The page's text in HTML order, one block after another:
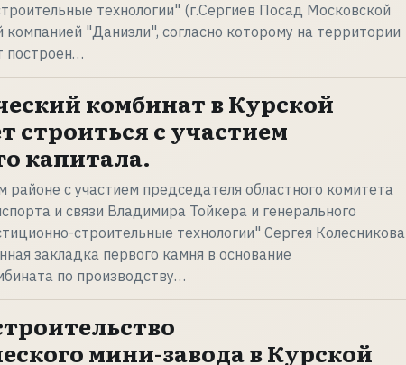
технологии" (г.Сергиев Посад Московской
компанией "Даниэли", согласно которому на территории
построен…
комбинат в Курской
строиться с участием
капитала.
районе с участием председателя областного комитета
и связи Владимира Тойкера и генерального
строительные технологии" Сергея Колесникова
закладка первого камня в основание
по производству…
мини-завода в Курской